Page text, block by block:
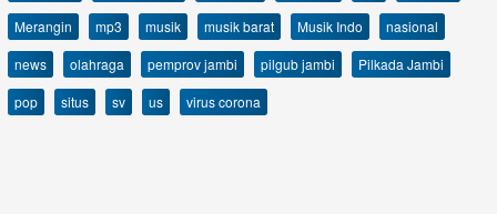
Merangin
mp3 musik musik barat Musik Indo
nasional
news
olahraga pemprov jambi pilgub jambi
Pilkada Jambi
pop
situs sv us virus corona